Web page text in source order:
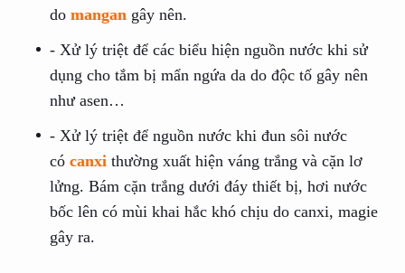
do mangan gây nên.
- Xử lý triệt để các biểu hiện nguồn nước khi sử
dụng cho tắm bị mẩn ngứa da do độc tố gây nên
như asen…
- Xử lý triệt để nguồn nước khi đun sôi nước
có canxi thường xuất hiện váng trắng và cặn lơ
lửng. Bám cặn trắng dưới đáy thiết bị, hơi nước
bốc lên có mùi khai hắc khó chịu do canxi, magie
gây ra.